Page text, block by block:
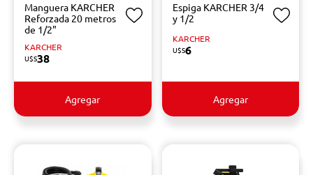
Manguera KARCHER
Reforzada 20 metros
de 1/2"
KARCHER
U$S38
Agregar
Espiga KARCHER 3/4
y 1/2
KARCHER
U$S6
Agregar